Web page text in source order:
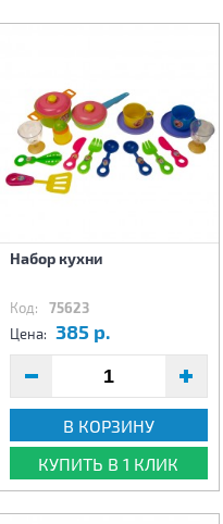
Набор кухни
Код: 75623
Цена: 385 р.
В КОРЗИНУ
КУПИТЬ В 1 КЛИК